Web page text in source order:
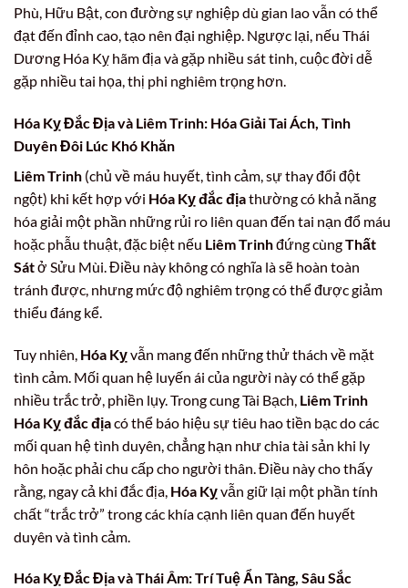
Phù, Hữu Bật, con đường sự nghiệp dù gian lao vẫn có thể
đạt đến đỉnh cao, tạo nên đại nghiệp. Ngược lại, nếu Thái
Dương Hóa Kỵ hãm địa và gặp nhiều sát tinh, cuộc đời dễ
gặp nhiều tai họa, thị phi nghiêm trọng hơn.
Hóa Kỵ Đắc Địa và Liêm Trinh: Hóa Giải Tai Ách, Tình
Duyên Đôi Lúc Khó Khăn
Liêm Trinh (chủ về máu huyết, tình cảm, sự thay đổi đột
ngột) khi kết hợp với Hóa Kỵ đắc địathường có khả năng
hóa giải một phần những rủi ro liên quan đến tai nạn đổ máu
hoặc phẫu thuật, đặc biệt nếu Liêm Trinhđứng cùngThất
Sátở Sửu Mùi. Điều này không có nghĩa là sẽ hoàn toàn
tránh được, nhưng mức độ nghiêm trọng có thể được giảm
thiểu đáng kể.
Tuy nhiên, Hóa Kỵvẫn mang đến những thử thách về mặt
tình cảm. Mối quan hệ luyến ái của người này có thể gặp
nhiều trắc trở, phiền lụy. Trong cung Tài Bạch, Liêm Trinh
Hóa Kỵ đắc địacó thể báo hiệu sự tiêu hao tiền bạc do các
mối quan hệ tình duyên, chẳng hạn như chia tài sản khi ly
hôn hoặc phải chu cấp cho người thân. Điều này cho thấy
rằng, ngay cả khi đắc địa, Hóa Kỵvẫn giữ lại một phần tính
chất “trắc trở” trong các khía cạnh liên quan đến huyết
duyên và tình cảm.
Hóa Kỵ Đắc Địa và Thái Âm: Trí Tuệ Ẩn Tàng, Sâu Sắc